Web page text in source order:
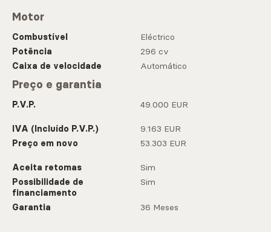
Motor
Combustível
Eléctrico
Potência
296 cv
Caixa de velocidade
Automático
Preço e garantia
P.V.P. 49.000 EUR
IVA (Incluído P.V.P.)
9.163 EUR
Preço em novo
53.303 EUR
Aceita retomas
Sim
Possibilidade de
financiamento
Sim
Garantia 36 Meses